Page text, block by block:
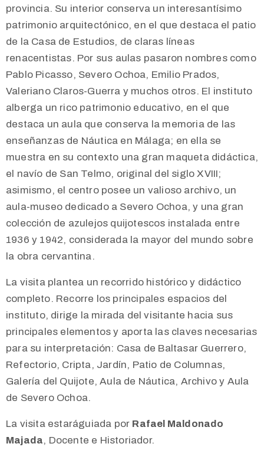
provincia. Su interior conserva un interesantísimo
patrimonio arquitectónico, en el que destaca el patio
de la Casa de Estudios, de claras líneas
renacentistas. Por sus aulas pasaron nombres como
Pablo Picasso, Severo Ochoa, Emilio Prados,
Valeriano Claros-Guerra y muchos otros. El instituto
alberga un rico patrimonio educativo, en el que
destaca un aula que conserva la memoria de las
enseñanzas de Náutica en Málaga; en ella se
muestra en su contexto una gran maqueta didáctica,
el navío de San Telmo, original del siglo XVIII;
asimismo, el centro posee un valioso archivo, un
aula-museo dedicado a Severo Ochoa, y una gran
colección de azulejos quijotescos instalada entre
1936 y 1942, considerada la mayor del mundo sobre
la obra cervantina.
La visita plantea un recorrido histórico y didáctico
completo. Recorre los principales espacios del
instituto, dirige la mirada del visitante hacia sus
principales elementos y aporta las claves necesarias
para su interpretación: Casa de Baltasar Guerrero,
Refectorio, Cripta, Jardín, Patio de Columnas,
Galería del Quijote, Aula de Náutica, Archivo y Aula
de Severo Ochoa.
La visita estaráguiada por Rafael Maldonado
Majada, Docente e Historiador.